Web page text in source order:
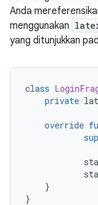
Anda
menggunakan
yang ditunjukkan
class
private
override
}
}